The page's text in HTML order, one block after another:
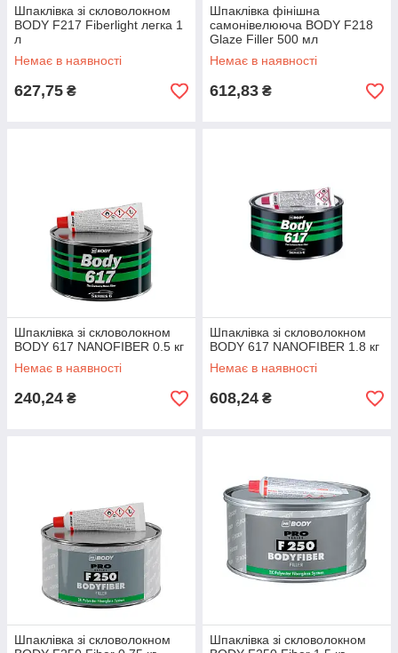
Шпаклівка зі скловолокном
BODY F217 Fiberlight легка 1
л
Немає в наявності
627,75 ₴
Шпаклівка фінішна
самонівелююча BODY F218
Glaze Filler 500 мл
Немає в наявності
612,83 ₴
Шпаклівка зі скловолокном
BODY 617 NANOFIBER 0.5 кг
Немає в наявності
240,24 ₴
Шпаклівка зі скловолокном
BODY 617 NANOFIBER 1.8 кг
Немає в наявності
608,24 ₴
Шпаклівка зі скловолокном
Шпаклівка зі скловолокном